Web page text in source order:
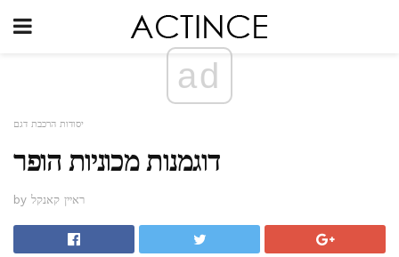
ad
יסודות הרכבת דגם
דוגמנות מכוניות הופר
by ראיין קאנקל